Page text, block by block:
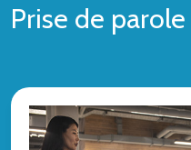
Prise de